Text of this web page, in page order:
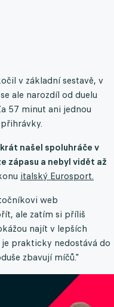
v základní sestavě, v
ale narozdíl od duelu
57 minut ani jednou
našel spoluhráče v
zápasu a nebyl vidět až
italský Eurosport.
web
ale zatím si příliš
najít v lepších
prakticky nedostává do
zbavují míčů."